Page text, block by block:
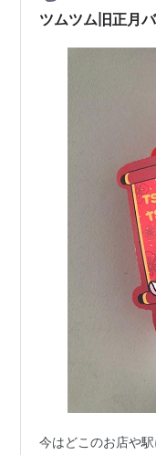
れたり、紫外線か
ツムツム旧正月
今はどこのお店や